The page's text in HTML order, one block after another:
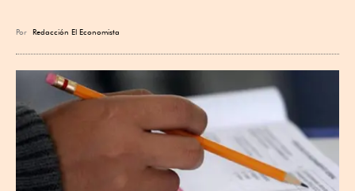
Por Redacción El Economista